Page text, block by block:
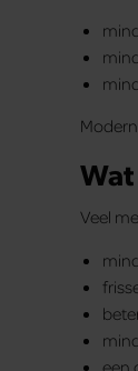
Veel
een